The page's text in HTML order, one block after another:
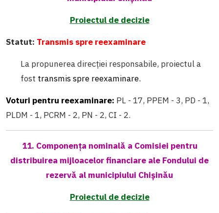
Proiectul de decizie
Statut: Transmis spre reexaminare
La propunerea direcției responsabile, proiectul a
fost transmis spre reexaminare.
Voturi pentru reexaminare: PL - 17, PPEM - 3, PD - 1,
PLDM - 1, PCRM - 2, PN - 2, CI - 2.
11. Componența nominală a Comisiei pentru
distribuirea mijloacelor financiare ale Fondului de
rezervă al municipiului Chișinău
Proiectul de decizie